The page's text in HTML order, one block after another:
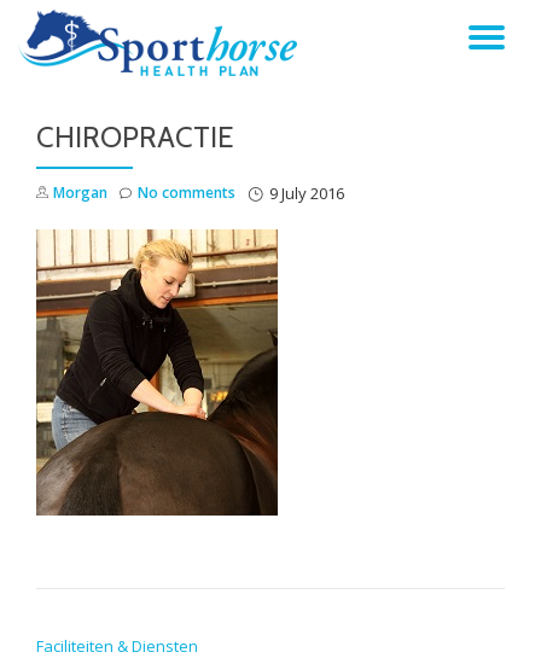
Skip
CHIROPRACTIE
Morgan 9 July 2016
No comments
Faciliteiten & Diensten